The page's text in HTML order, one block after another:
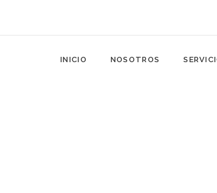
INICIO NOSOTROS